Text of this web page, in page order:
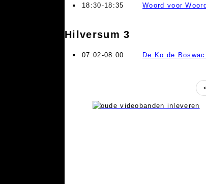
18:30-18:35 Woord voor
Hilversum 3
07:02-08:00 De Ko de